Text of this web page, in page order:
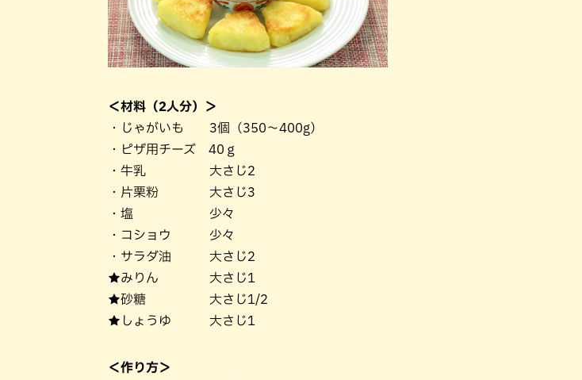
＜材料（2人分）＞
・じゃがいも 3個（350～400g）
・ピザ用チーズ 40ｇ
・牛乳 大さじ2
・片栗粉 大さじ3
・塩 少々
・コショウ 少々
・サラダ油 大さじ2
★みりん 大さじ1
★砂糖 大さじ1/2
★しょうゆ 大さじ1
＜作り方＞